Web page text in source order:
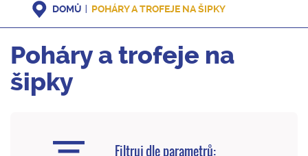
DOMŮ POHÁRY A TROFEJE NA ŠIPKY
Poháry a trofeje na
šipky
Filtruj dle parametrů: